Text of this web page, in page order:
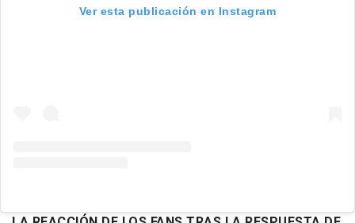
Ver esta publicación en Instagram